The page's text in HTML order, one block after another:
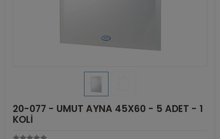
20-077 - UMUT AYNA 45X60 - 5 ADET - 1
KOLİ